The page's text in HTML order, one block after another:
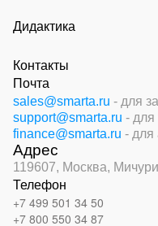
Дидактика
Контакты
Почта
sales@smarta.ru - для
support@smarta.ru - для
finance@smarta.ru - для
Адрес
119607, Москва,
Телефон
+7 499 501 34 50
+7 800 550 34 87